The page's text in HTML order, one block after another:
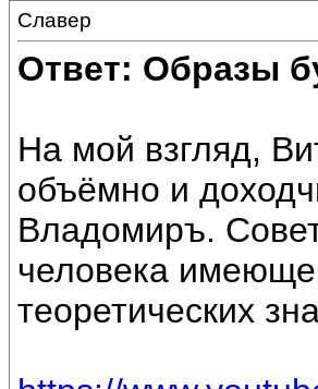
Славер
Ответ: Образы
На мой взгляд,
объёмно и
Владомиръ.
человека
теоретических